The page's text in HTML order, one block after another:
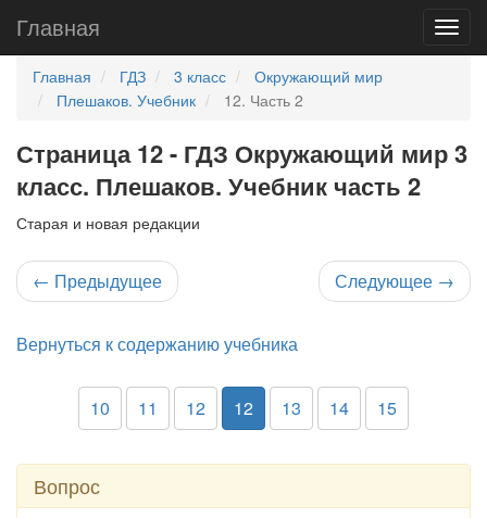
Главная
Главная ГДЗ 3 класс
Окружающий мир
Плешаков. Учебник
12. Часть 2
Страница 12 - ГДЗ Окружающий мир 3
класс. Плешаков. Учебник часть 2
Старая и новая редакции
← Предыдущее Следующее →
Вернуться к содержанию учебника
10 11 12 12 13 14 15
Вопрос